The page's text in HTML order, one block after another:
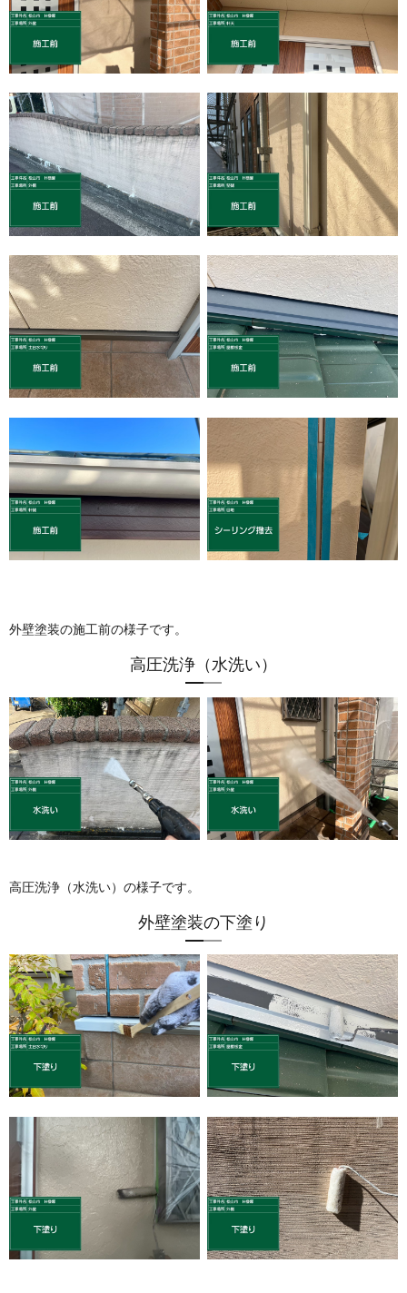
外壁塗装の施工前の様子です。
高圧洗浄（水洗い）
高圧洗浄（水洗い）の様子です。
外壁塗装の下塗り